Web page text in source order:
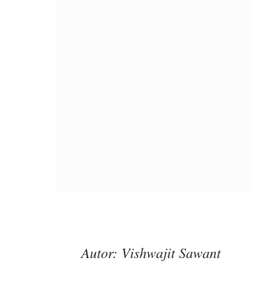
Autor: Vishwajit Sawant